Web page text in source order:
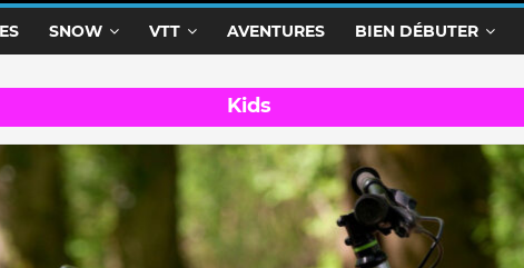
SNOW VTT AVENTURES BIEN DÉBUTER
Kids